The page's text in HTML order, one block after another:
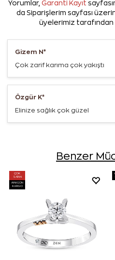
Yorumlar, Garanti Kayıt
da Siparişlerim sayfası
üyelerimiz tarafından
Gizem N*
Çok zarif karıma çok yakıştı
Özgür K*
Elinize sağlık çok güzel
Benzer
ÇOK
SATAN
AYNI GÜN
KARGO